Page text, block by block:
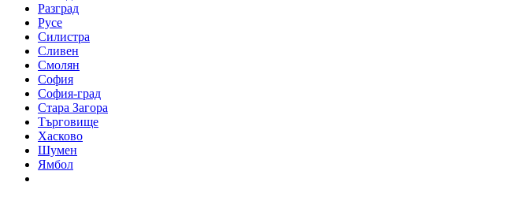
Разград
Русе
Силистра
Сливен
Смолян
София
София-град
Стара Загора
Търговище
Хасково
Шумен
Ямбол